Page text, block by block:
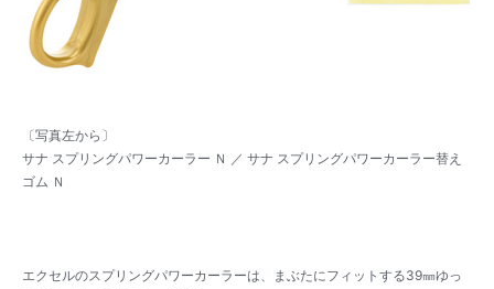
〔写真左から〕
サナ スプリングパワーカーラー Ｎ ／ サナ スプリングパワーカーラー替え
ゴム Ｎ
エクセルのスプリングパワーカーラーは、まぶたにフィットする39㎜ゆっ